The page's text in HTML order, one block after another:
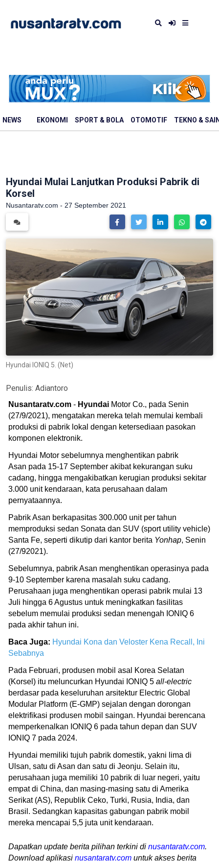
NEWS EKONOMI SPORT & BOLA OTOMOTIF TEKNO &
Hyundai Mulai Lanjutkan Produksi Pabrik di
Korsel
Nusantaratv.com - 27 September 2021
Hyundai IONIQ 5. (Net)
Penulis: Adiantoro
Nusantaratv.com - Hyundai Motor Co., pada Senin
(27/9/2021), mengatakan mereka telah memulai kembali
produksi di pabrik lokal dengan ketersediaan pasokan
komponen elektronik.
Hyundai Motor sebelumnya menghentikan pabrik
Asan pada 15-17 September akibat kekurangan suku
cadang, hingga mengakibatkan kerugian produksi sekitar
3.000 unit kendaraan, kata perusahaan dalam
pernyataannya.
Pabrik Asan berkapasitas 300.000 unit per tahun
memproduksi sedan Sonata dan SUV (sport utility vehicle)
Santa Fe, seperti dikutip dari kantor berita Yonhap, Senin
(27/92021).
Sebelumnya, pabrik Asan menghentikan operasinya pada
9-10 September karena masalah suku cadang.
Perusahaan juga menghentikan operasi pabrik mulai 13
Juli hingga 6 Agustus untuk meningkatkan fasilitas
sebelum memulai produksi sedan menengah IONIQ 6
pada akhir tahun ini.
Baca Juga: Hyundai Kona dan Veloster Kena Recall, Ini
Sebabnya
Pada Februari, produsen mobil asal Korea Selatan
(Korsel) itu meluncurkan Hyundai IONIQ 5 all-electric
berdasar pada keseluruhan arsitektur Electric Global
Modular Platform (E-GMP) sejalan dengan dorongan
elektrifikasi produsen mobil saingan. Hyundai berencana
memperkenalkan IONIQ 6 pada tahun depan dan SUV
IONIQ 7 pada 2024.
Hyundai memiliki tujuh pabrik domestik, yakni lima di
Ulsan, satu di Asan dan satu di Jeonju. Selain itu,
perusahaan juga memiliki 10 pabrik di luar negeri, yaitu
empat di China, dan masing-masing satu di Amerika
Serikat (AS), Republik Ceko, Turki, Rusia, India, dan
Brasil. Sedangkan kapasitas gabungan pabrik mobil
mereka mencapai 5,5 juta unit kendaraan.
Dapatkan update berita pilihan terkini di nusantaratv.com.
Download aplikasi nusantaratv.com untuk akses berita